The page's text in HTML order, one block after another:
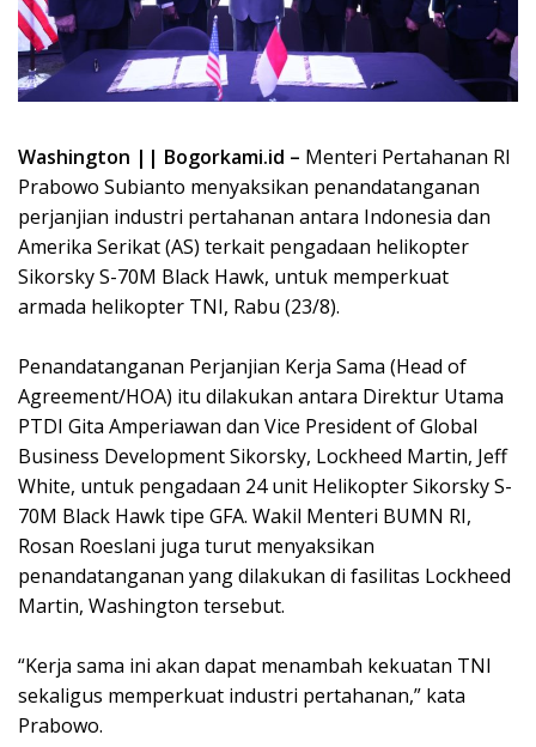
Washington || Bogorkami.id – Menteri Pertahanan RI
Prabowo Subianto menyaksikan penandatanganan
perjanjian industri pertahanan antara Indonesia dan
Amerika Serikat (AS) terkait pengadaan helikopter
Sikorsky S-70M Black Hawk, untuk memperkuat
armada helikopter TNI, Rabu (23/8).
Penandatanganan Perjanjian Kerja Sama (Head of
Agreement/HOA) itu dilakukan antara Direktur Utama
PTDI Gita Amperiawan dan Vice President of Global
Business Development Sikorsky, Lockheed Martin, Jeff
White, untuk pengadaan 24 unit Helikopter Sikorsky S-
70M Black Hawk tipe GFA. Wakil Menteri BUMN RI,
Rosan Roeslani juga turut menyaksikan
penandatanganan yang dilakukan di fasilitas Lockheed
Martin, Washington tersebut.
“Kerja sama ini akan dapat menambah kekuatan TNI
sekaligus memperkuat industri pertahanan,” kata
Prabowo.